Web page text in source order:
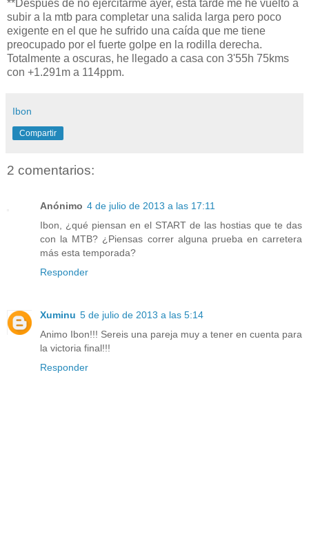
**Después de no ejercitarme ayer, esta tarde me he vuelto a
subir a la mtb para completar una salida larga pero poco
exigente en el que he sufrido una caída que me tiene
preocupado por el fuerte golpe en la rodilla derecha.
Totalmente a oscuras, he llegado a casa con 3'55h 75kms
con +1.291m a 114ppm.
Ibon
Compartir
2 comentarios:
Anónimo 4 de julio de 2013 a las 17:11
Ibon, ¿qué piensan en el START de las hostias que te das
con la MTB? ¿Piensas correr alguna prueba en carretera
más esta temporada?
Responder
Xuminu 5 de julio de 2013 a las 5:14
Animo Ibon!!! Sereis una pareja muy a tener en cuenta para
la victoria final!!!
Responder